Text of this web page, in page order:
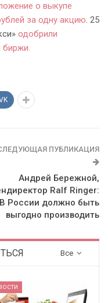
о выкупе
за одну акцию. 25
одобрили
биржи.
ПУБЛИКАЦИЯ
Андрей Бережной,
Ralf Ringer:
В России должно быть
выгодно производить
Все